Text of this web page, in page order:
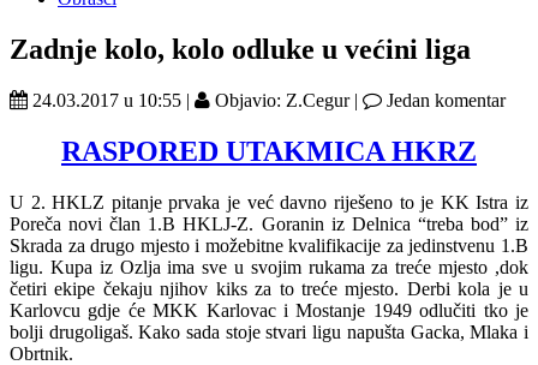
Zadnje kolo, kolo odluke u većini liga
24.03.2017 u 10:55 | Objavio: Z.Cegur | Jedan komentar
RASPORED UTAKMICA HKRZ
U 2. HKLZ pitanje prvaka je već davno riješeno to je KK Istra iz
Poreča novi član 1.B HKLJ-Z. Goranin iz Delnica “treba bod” iz
Skrada za drugo mjesto i možebitne kvalifikacije za jedinstvenu 1.B
ligu. Kupa iz Ozlja ima sve u svojim rukama za treće mjesto ,dok
četiri ekipe čekaju njihov kiks za to treće mjesto. Derbi kola je u
Karlovcu gdje će MKK Karlovac i Mostanje 1949 odlučiti tko je
bolji drugoligaš. Kako sada stoje stvari ligu napušta Gacka, Mlaka i
Obrtnik.